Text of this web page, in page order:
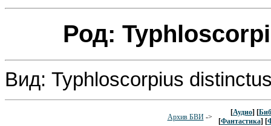
Род:
Вид: Typhloscorpius
Архив БВИ->
[Аудио] [
[Фантастика] [